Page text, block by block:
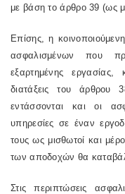
με βάση το άρθρο 39 (ως
Επίσης, η
ασφαλισμένων που
εξαρτημένης
διατάξεις του άρθρου
εντάσσονται και οι
υπηρεσίες σε έναν
τους ως μισθωτοί και
των αποδοχών θα
Στις περιπτώσεις